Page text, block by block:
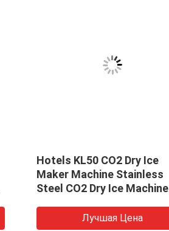
Hotels KL50 CO2 Dry Ice
Maker Machine Stainless
Steel CO2 Dry Ice Machine
Лучшая Цена